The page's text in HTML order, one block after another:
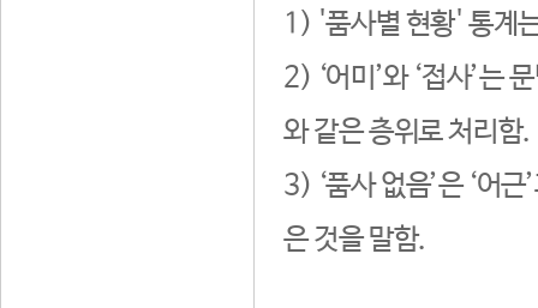
1) '품사별 현황' 통계
2) ‘어미’와 ‘접사’는
와 같은 층위로 처리함.
3) ‘품사 없음’은 ‘어
은 것을 말함.